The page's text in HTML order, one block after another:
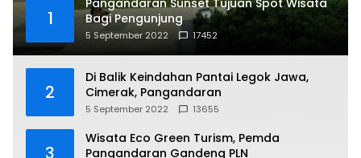
1
Pangandaran Sunset Tujuan Spot Wisata
Bagi Pengunjung
5 September 2022 17452
2
Di Balik Keindahan Pantai Legok Jawa,
Cimerak, Pangandaran
5 September 2022 13655
3
Wisata Eco Green Turism, Pemda
Pangandaran Gandeng PLN